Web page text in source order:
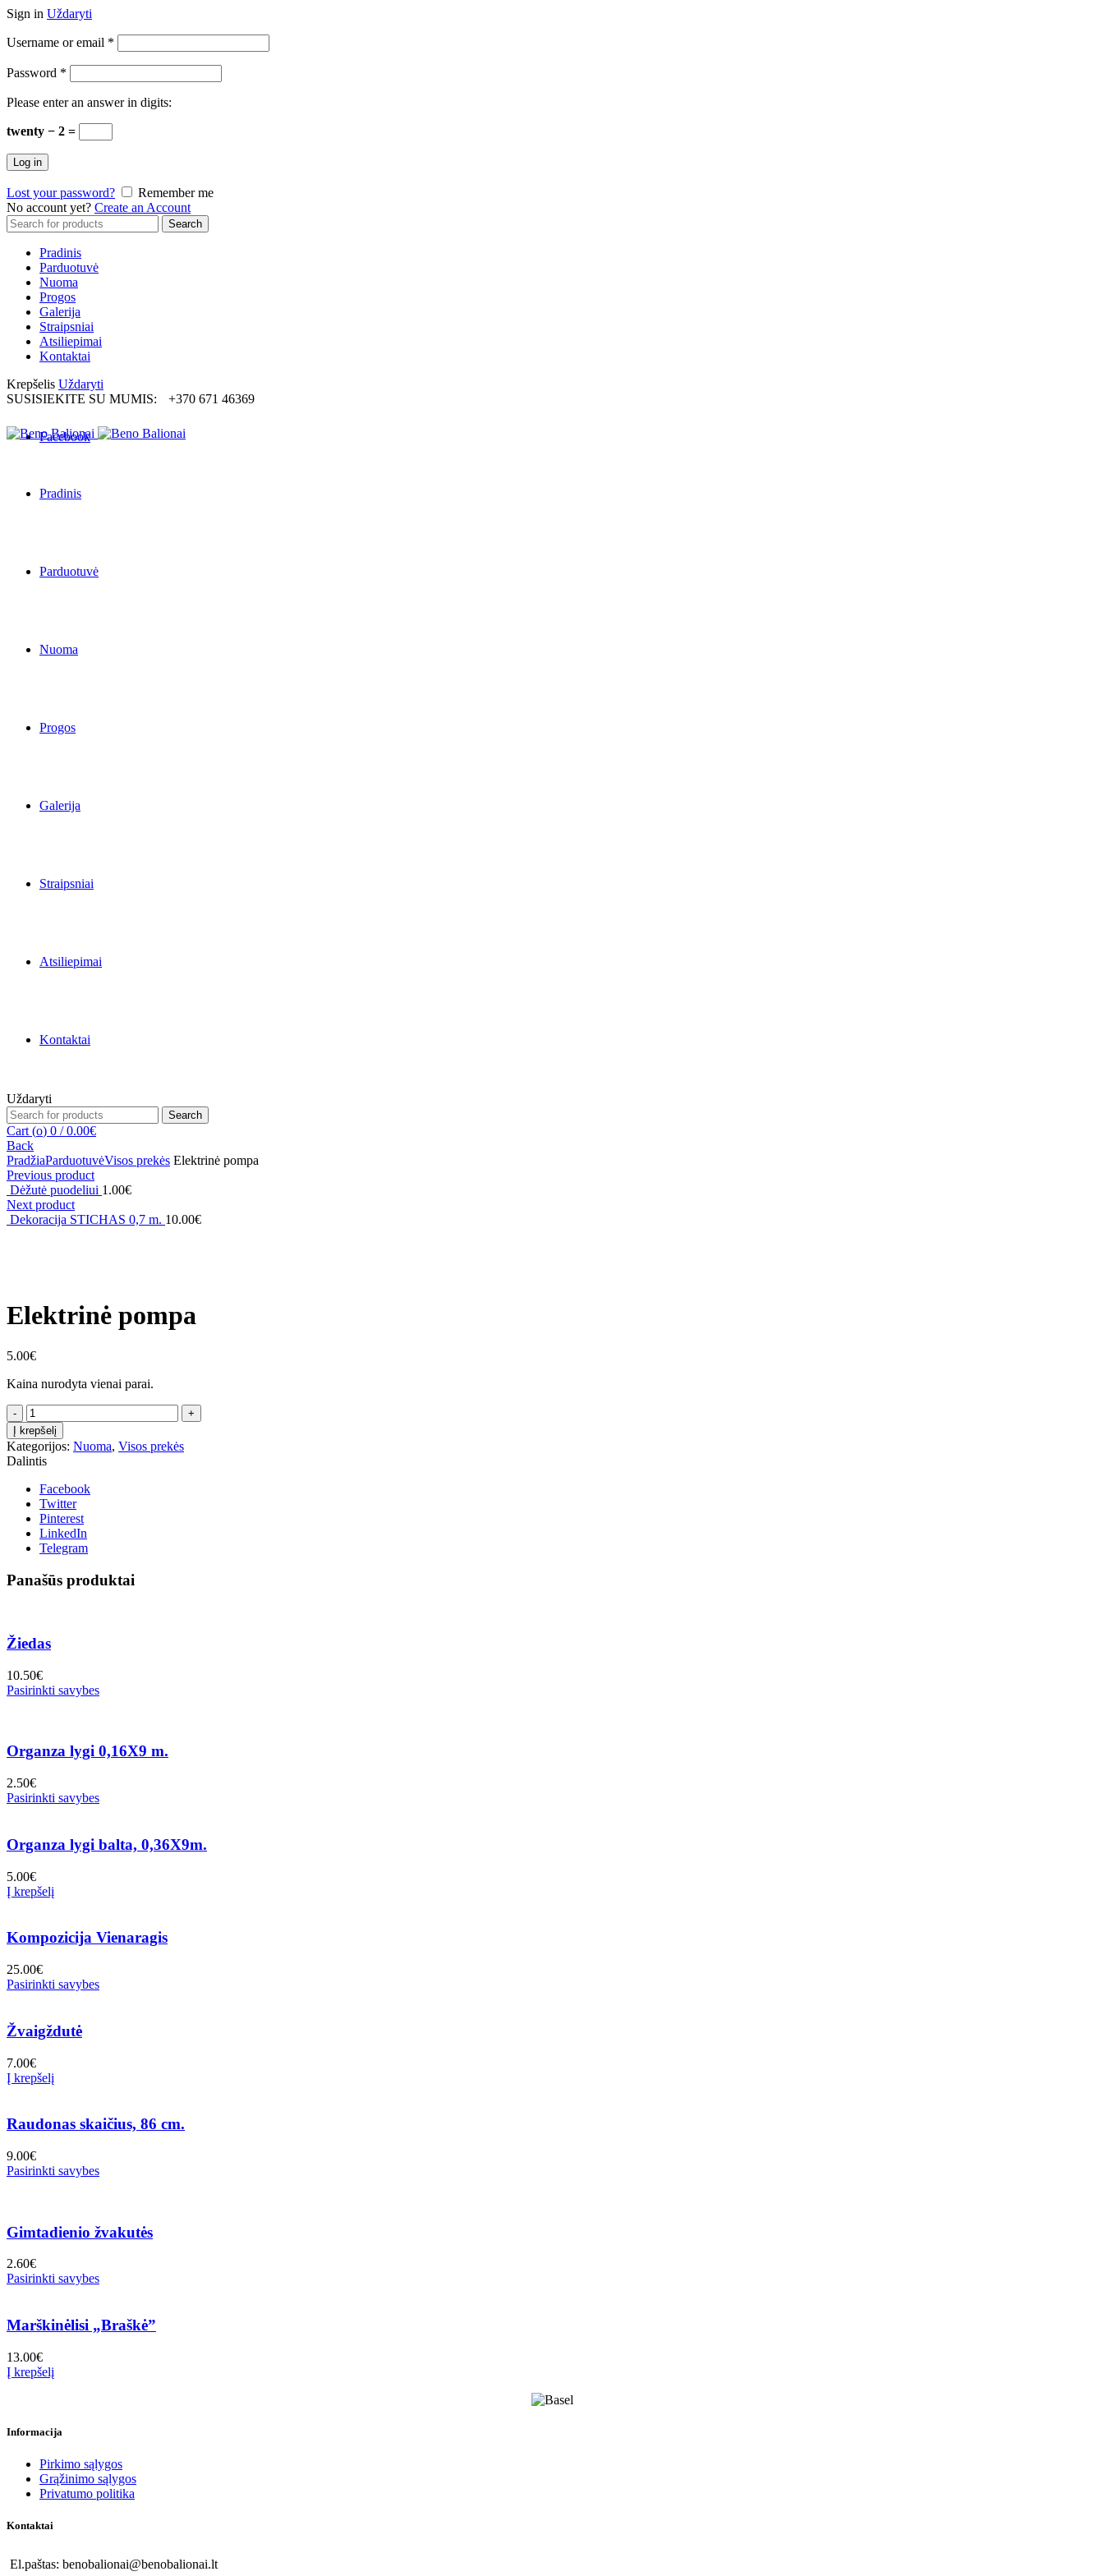
Sign in Uždaryti
Username or email *
Password *
Please enter an answer in digits:
twenty − 2 =
Log in
Lost your password?
Remember me
No account yet? Create an Account
Search
for:
Search
Pradinis
Parduotuvė
Nuoma
Progos
Galerija
Straipsniai
Atsiliepimai
Kontaktai
Krepšelis Uždaryti
SUSISIEKITE SU MUMIS:
+370 671 46369
Facebook
Pradinis
Parduotuvė
Nuoma
Progos
Galerija
Straipsniai
Atsiliepimai
Kontaktai
Uždaryti
Search
for:
Search
Cart (o) 0 / 0.00€
Back
PradžiaParduotuvėVisos prekės Elektrinė pompa
Previous product
Dėžutė puodeliui 1.00€
Next product
Dekoracija STICHAS 0,7 m. 10.00€
Elektrinė pompa
5.00€
Kaina nurodyta vienai parai.
produkto
kiekis:
Elektrinė
pompa
Į krepšelį
Kategorijos: Nuoma, Visos prekės
Dalintis
Facebook
Twitter
Pinterest
LinkedIn
Telegram
Panašūs produktai
Žiedas
10.50€
Pasirinkti savybes
Organza lygi 0,16X9 m.
2.50€
Pasirinkti savybes
Organza lygi balta, 0,36X9m.
5.00€
Į krepšelį
Kompozicija Vienaragis
25.00€
Pasirinkti savybes
Žvaigždutė
7.00€
Į krepšelį
Raudonas skaičius, 86 cm.
9.00€
Pasirinkti savybes
Gimtadienio žvakutės
2.60€
Pasirinkti savybes
Marškinėlisi „Braškė”
13.00€
Į krepšelį
Informacija
Pirkimo sąlygos
Grąžinimo sąlygos
Privatumo politika
Kontaktai
El.paštas: benobalionai@benobalionai.lt